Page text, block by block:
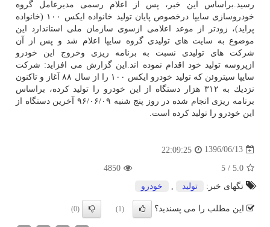
رسید.براساس این خبر، پس از اعلام رسمی مدیرعامل گروه
خودروسازی سایپا درخصوص پایان تولید خانواده ایكس ۱۰۰ (خانواده
پراید)، زودتر از موعد اعلامی ازسوی سازمان ملی استاندارد این
موضوع به سایت های تولیدی گروه سایپا اعلام شد و پس از آن
شركت های تولیدی نسبت به برنامه ریزی وخروج این خودرو
ازپروسه تولید خود اقدام نموده اند.این گزارش می افزاید: شركت
سایپا سیتروئن كه تولید خودرو ایكس ۱۰۰ را از سال ۸۸ آغاز و تاكنون
نزدیك به ۳۱۲ هزار دستگاه از این خودرو را تولید كرده، براساس
برنامه ریزی انجام شده در روز پنج شنبه ۹۶/۰۶/۰۹ آخرین دستگاه از
این خودرو را تولید كرده است.
1396/06/13
22:09:25
5.0
/
5
4850
تگهای خبر:
تولید خودرو
این مطلب را می پسندید؟ (1)
(0)